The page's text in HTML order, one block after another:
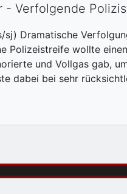
Verfolgende
sj) Dramatische
Polizeistreife wollte
und Vollgas gab,
dabei bei sehr